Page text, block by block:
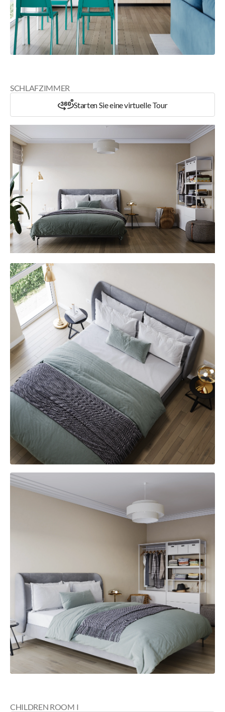
SCHLAFZIMMER
Starten Sie eine virtuelle Tour
CHILDREN ROOM I